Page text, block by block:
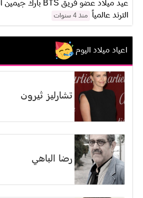
الترند عالمياً
منذ 4 سنوات
اعياد ميلاد اليوم
تشارليز ثيرون
رضا الباهي